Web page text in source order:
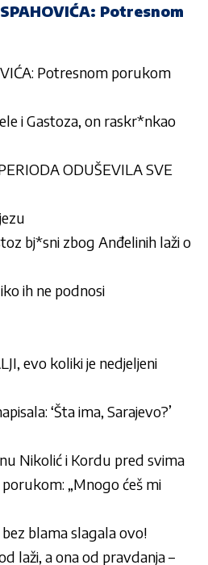
SPAHOVIĆA: Potresnom
Potresnom porukom
i Gastoza, on raskr*nkao
ODUŠEVILA SVE
bj*sni zbog Anđelinih laži o
ih ne podnosi
evo koliki je nedjeljeni
‘Šta ima, Sarajevo?’
Nikolić i Kordu pred svima
porukom: „Mnogo ćeš mi
blama slagala ovo!
laži, a ona od pravdanja –